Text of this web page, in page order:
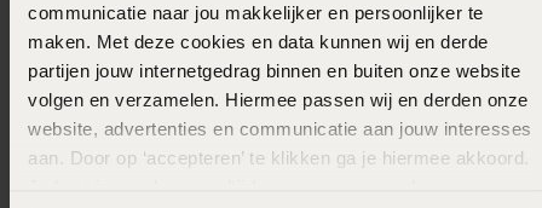
communicatie naar jou makkelijker en persoonlijker te
maken. Met deze cookies en data kunnen wij en derde
partijen jouw internetgedrag binnen en buiten onze website
volgen en verzamelen. Hiermee passen wij en derden onze
website, advertenties en communicatie aan jouw interesses
aan. Door op ‘accepteren’ te klikken ga je hiermee akkoord.
Anderen kochten ook